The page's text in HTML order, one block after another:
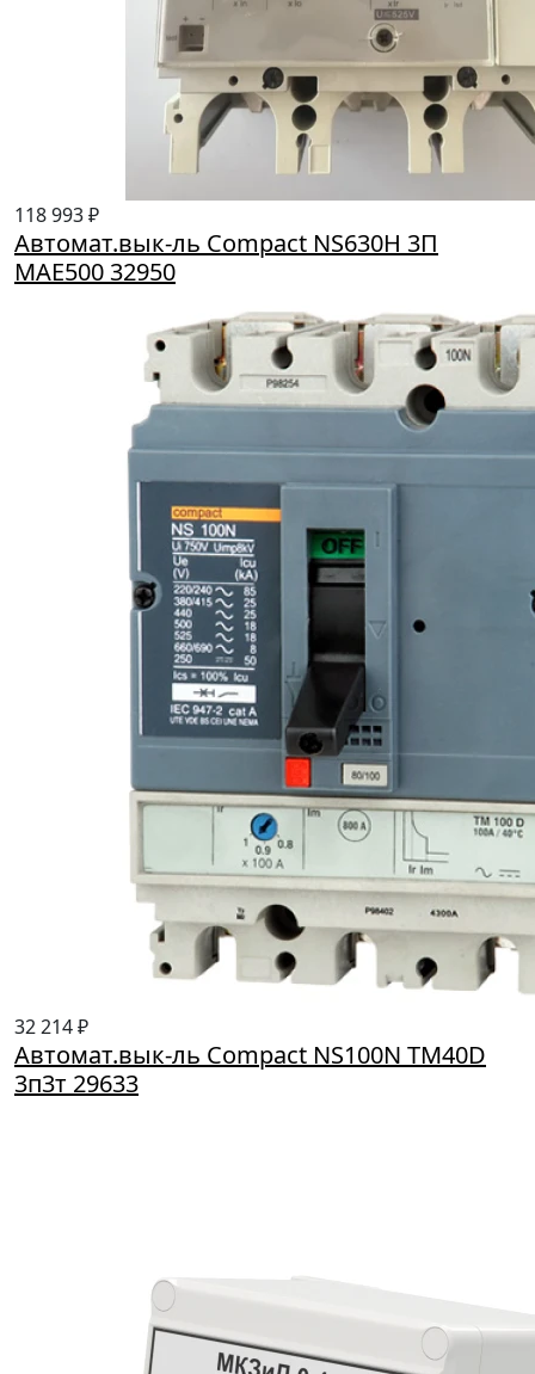
118 993 ₽
Автомат.вык-ль Compact NS630H 3П
MAE500 32950
32 214 ₽
Автомат.вык-ль Compact NS100N TM40D
3п3т 29633